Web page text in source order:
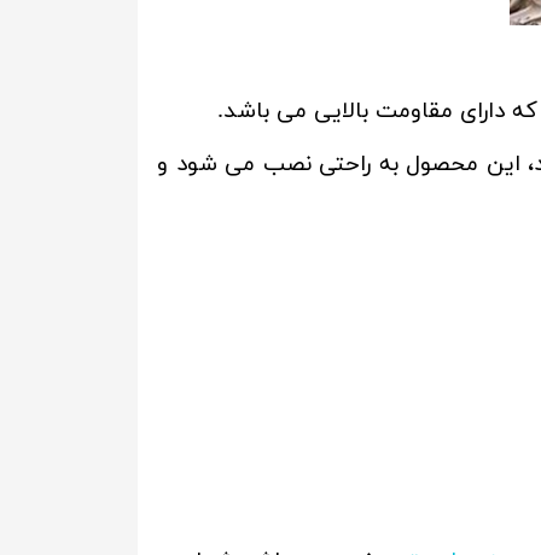
این محصول به راحتی نصب می شود و